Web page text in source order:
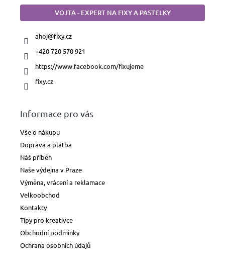
VOJTA - EXPERT NA FIXY A PASTELKY
ahoj@fixy.cz
+420 720 570 921
https://www.facebook.com/fixujeme
fixy.cz
Informace pro vás
Vše o nákupu
Doprava a platba
Náš příběh
Naše výdejna v Praze
Výměna, vrácení a reklamace
Velkoobchod
Kontakty
Tipy pro kreativce
Obchodní podmínky
Ochrana osobních údajů